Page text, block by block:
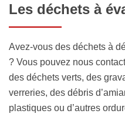
Les déchets à
Avez-vous des déchets à
? Vous pouvez nous
des déchets verts, des
verreries, des débris
plastiques ou d’autres